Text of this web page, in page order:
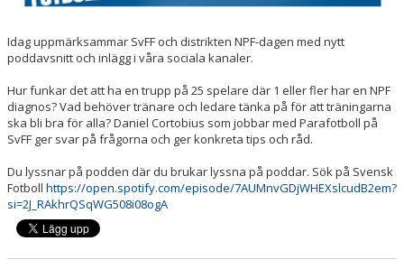
DOMARUTBILDNING BARN- OCH UNGDOM
MIKROUTBILDNINGAR
Idag uppmärksammar SvFF och distrikten NPF-dagen med nytt
poddavsnitt och inlägg i våra sociala kanaler.
Hur funkar det att ha en trupp på 25 spelare där 1 eller fler har en NPF
diagnos? Vad behöver tränare och ledare tänka på för att träningarna
ska bli bra för alla? Daniel Cortobius som jobbar med Parafotboll på
SvFF ger svar på frågorna och ger konkreta tips och råd.
Du lyssnar på podden där du brukar lyssna på poddar. Sök på Svensk
Fotboll https://open.spotify.com/episode/7AUMnvGDjWHEXslcudB2em?
si=2J_RAkhrQSqWG508i08ogA